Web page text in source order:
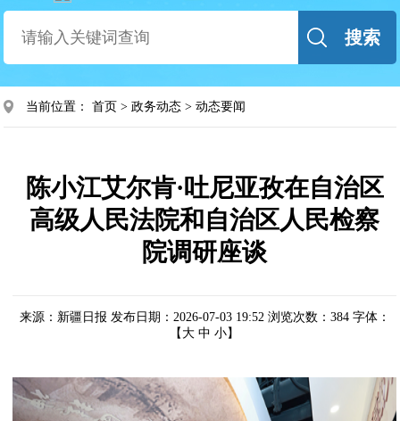
搜索
当前位置：首页 >政务动态 >动态要闻
陈小江艾尔肯·吐尼亚孜在自治区
高级人民法院和自治区人民检察
院调研座谈
来源：新疆日报 发布日期：2026-07-03 19:52 浏览次数： 384 字体：
【 大 中 小】